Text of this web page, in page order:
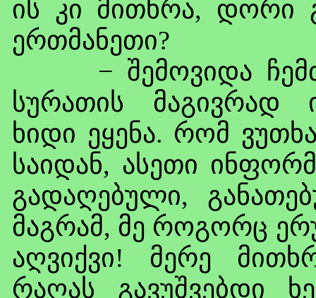
ის კი მითხრა, დორი
ერთმანეთი?
− შემოვიდა
სურათის მაგივრად
ხიდი ეყენა. რომ
საიდან, ასეთი
გადაღებული,
მაგრამ, მე როგორც
აღვიქვი! მერე
რაღას გავუშვებდი